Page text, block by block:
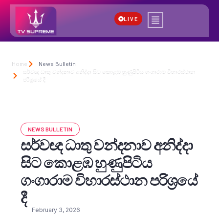
LIVE
Home
News Bulletin
සර්වඥ ධාතු වන්දනාව අනිද්දා සිට කොළඹ හුණුපිටිය ගංගාරාම විහාරස්ථාන
පරිශ්‍රයේ දී
NEWS BULLETIN
සර්වඥ ධාතු වන්දනාව අනිද්දා
සිට කොළඹ හුණුපිටිය
ගංගාරාම විහාරස්ථාන පරිශ්‍රයේ
දී
February 3, 2026